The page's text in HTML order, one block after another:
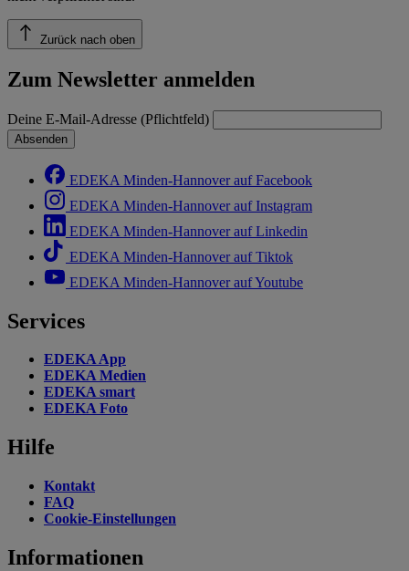
Zurück nach oben
Zum Newsletter anmelden
Deine E-Mail-Adresse (Pflichtfeld)
Absenden
EDEKA Minden-Hannover auf Facebook
EDEKA Minden-Hannover auf Instagram
EDEKA Minden-Hannover auf Linkedin
EDEKA Minden-Hannover auf Tiktok
EDEKA Minden-Hannover auf Youtube
Services
EDEKA App
EDEKA Medien
EDEKA smart
EDEKA Foto
Hilfe
Kontakt
FAQ
Cookie-Einstellungen
Informationen